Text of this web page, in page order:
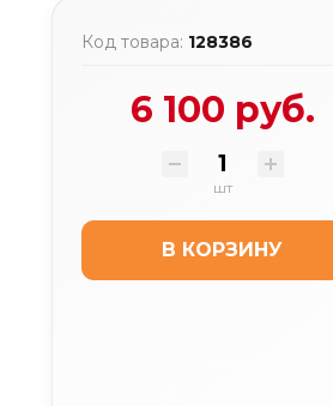
Код товара: 128386
6 100 руб.
шт
В КОРЗИНУ